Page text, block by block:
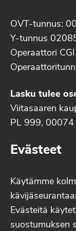
OVT-tunnus:
Y-tunnus
Operaattori
Lasku tulee
Viitasaaren
PL 999, 00074
Evästeet
Käytämme
Evästeitä
suostumuksen